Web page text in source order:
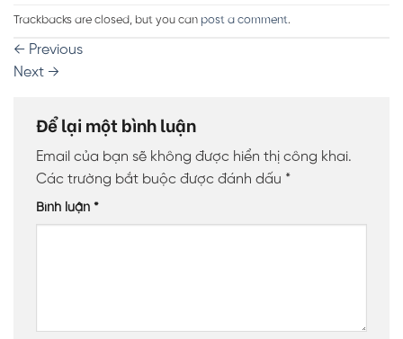
Trackbacks are closed, but you can post a comment.
← Previous
Next →
Để lại một bình luận
Email của bạn sẽ không được hiển thị công khai.
Các trường bắt buộc được đánh dấu *
Bình luận *